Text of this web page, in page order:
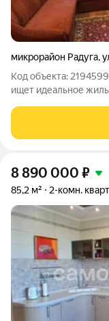
микрорайон Радуга,
Код объекта: 2194599. Уникальное предложение для тех,
ищет идеальное жильё в
Белгород,
отличная
8 890 000 ₽
85,2 м² 2-комн.